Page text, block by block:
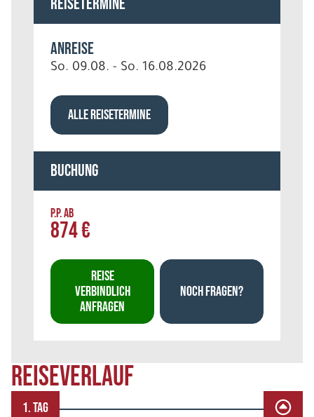
REISEVERLAUF
1. TAG
Anreise
So. 09.08. - So. 16.08.2026
ALLE REISETERMINE
Buchung
P.P. AB
874 €
REISE
VERBINDLICH
ANFRAGEN
NOCH FRAGEN?